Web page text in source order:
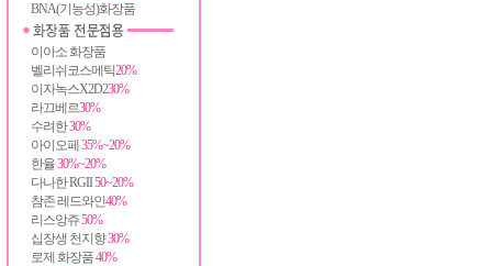
BNA(기능성)화장품
이아소 화장품
벨리쉬코스메틱20%
이자녹스X2D230%
라끄베르30%
수려한30%
아이오페 35%~20%
한율30%~20%
다나한 RGII50~20%
참존 레드와인40%
리스앙쥬50%
십장생 천지향30%
로제 화장품40%